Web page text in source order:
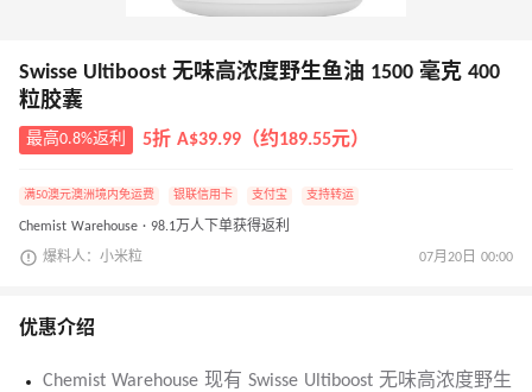
Swisse Ultiboost 无味高浓度野生鱼油 1500 毫克 400
粒胶囊
最高0.8%返利 5折 A$39.99（约189.55元）
满50澳元澳洲境内免运费 银联信用卡 支付宝 支持转运
Chemist Warehouse · 98.1万人下单获得返利
爆料人：小米粒 07月20日 00:00
优惠介绍
Chemist Warehouse 现有 Swisse Ultiboost 无味高浓度野生